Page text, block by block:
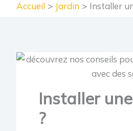
Accueil Jardin Installer
Installer
?